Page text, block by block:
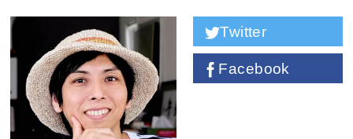
Twitter
Facebook